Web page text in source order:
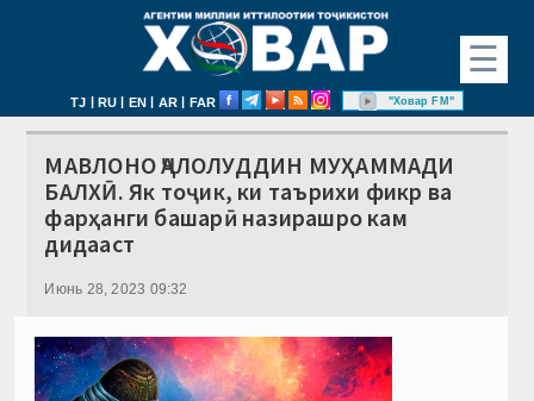
☰
TJ | RU | EN | AR | FAR "Ховар FM"
МАВЛОНО ҶАЛОЛУДДИН МУҲАММАДИ
БАЛХӢ. Як тоҷик, ки таърихи фикр ва
фарҳанги башарӣ назирашро кам
дидааст
Июнь 28, 2023 09:32